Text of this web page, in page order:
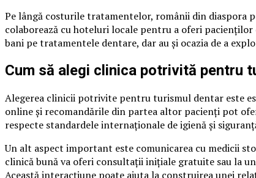
Pe lângă costurile tratamentelor, românii din diaspora
colaborează cu hoteluri locale pentru a oferi pacienților
bani pe tratamentele dentare, dar au și ocazia de a
Cum să alegi clinica potrivită pentru
Alegerea clinicii potrivite pentru turismul dentar este
online și recomandările din partea altor pacienți pot
respecte standardele internaționale de igienă și
Un alt aspect important este comunicarea cu medicii
clinică bună va oferi consultații inițiale gratuite sau la
Această interacțiune poate ajuta la construirea unei